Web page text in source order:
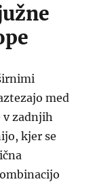
med
v zadnjih
kjer se